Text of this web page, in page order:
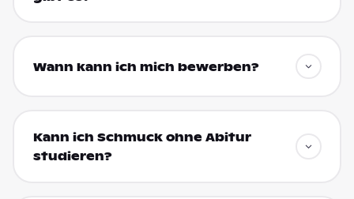
Wann kann ich mich bewerben?
Kann ich Schmuck ohne Abitur
studieren?